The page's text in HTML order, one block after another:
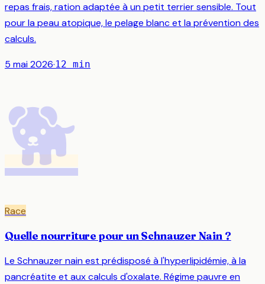
repas frais, ration adaptée à un petit terrier sensible. Tout
pour la peau atopique, le pelage blanc et la prévention des
calculs.
5 mai 2026·12 min
🐕
Race
Quelle nourriture pour un Schnauzer Nain ?
Le Schnauzer nain est prédisposé à l'hyperlipidémie, à la
pancréatite et aux calculs d'oxalate. Régime pauvre en